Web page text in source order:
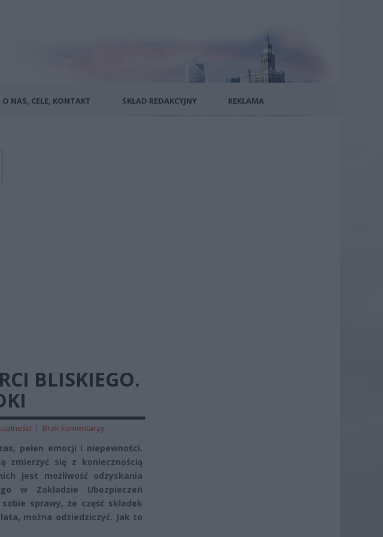
O NAS, CELE, KONTAKT SKŁAD REDAKCYJNY REKLAMA
BLISKIEGO.
| Brak komentarzy
pełen emocji i niepewności.
zmierzyć się z koniecznością
jest możliwość odzyskania
w Zakładzie Ubezpieczeń
sprawy, że część składek
można odziedziczyć. Jak to